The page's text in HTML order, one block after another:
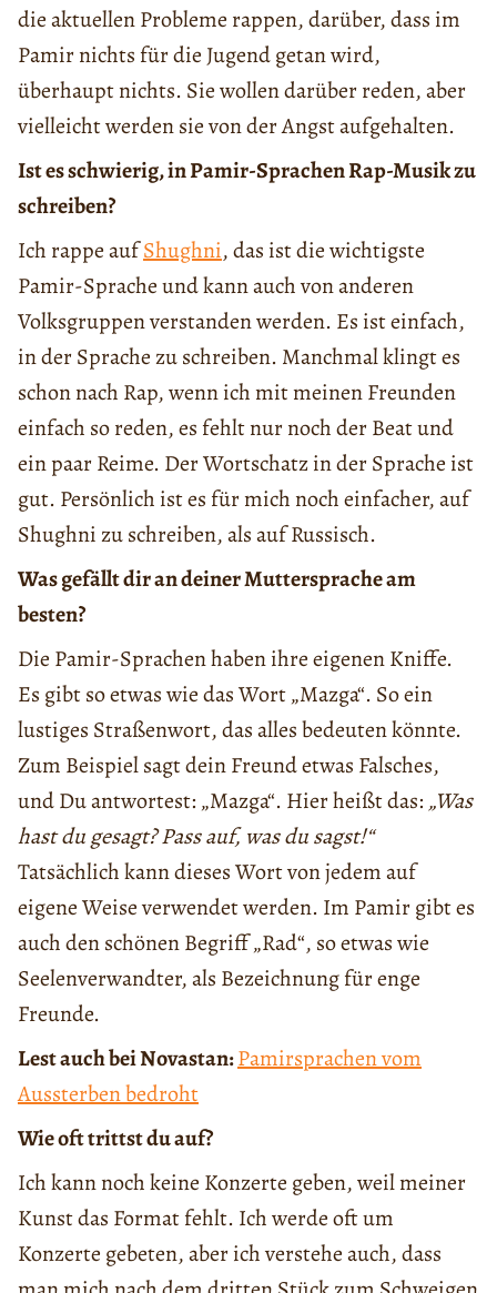
die aktuellen Probleme rappen, darüber, dass im
Pamir nichts für die Jugend getan wird,
überhaupt nichts. Sie wollen darüber reden, aber
vielleicht werden sie von der Angst aufgehalten.
Ist es schwierig, in Pamir-Sprachen Rap-Musik zu
schreiben?
Ich rappe aufShughni, das ist die wichtigste
Pamir-Sprache und kann auch von anderen
Volksgruppen verstanden werden. Es ist einfach,
in der Sprache zu schreiben. Manchmal klingt es
schon nach Rap, wenn ich mit meinen Freunden
einfach so reden, es fehlt nur noch der Beat und
ein paar Reime. Der Wortschatz in der Sprache ist
gut. Persönlich ist es für mich noch einfacher, auf
Shughni zu schreiben, als auf Russisch.
Was gefällt dir an deiner Muttersprache am
besten?
Die Pamir-Sprachen haben ihre eigenen Kniffe.
Es gibt so etwas wie das Wort „Mazga“. So ein
lustiges Straßenwort, das alles bedeuten könnte.
Zum Beispiel sagt dein Freund etwas Falsches,
und Du antwortest: „Mazga“. Hier heißt das: „Was
hast du gesagt? Pass auf, was du sagst!“
Tatsächlich kann dieses Wort von jedem auf
eigene Weise verwendet werden. Im Pamir gibt es
auch den schönen Begriff „Rad“, so etwas wie
Seelenverwandter, als Bezeichnung für enge
Freunde.
Lest auch bei Novastan:Pamirsprachen vom
Aussterben bedroht
Wie oft trittst du auf?
Ich kann noch keine Konzerte geben, weil meiner
Kunst das Format fehlt. Ich werde oft um
Konzerte gebeten, aber ich verstehe auch, dass